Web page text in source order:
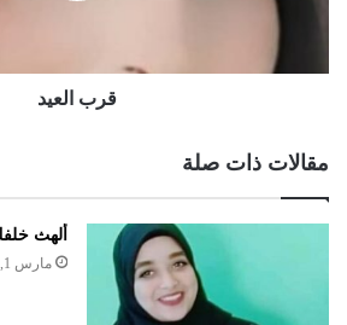
قرب العيد
مقالات ذات صلة
ألهث
مارس 1, 2022